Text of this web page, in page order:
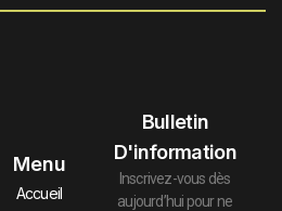
Menu
Accueil
Bulletin
D'information
Inscrivez-vous dès
aujourd’hui pour ne